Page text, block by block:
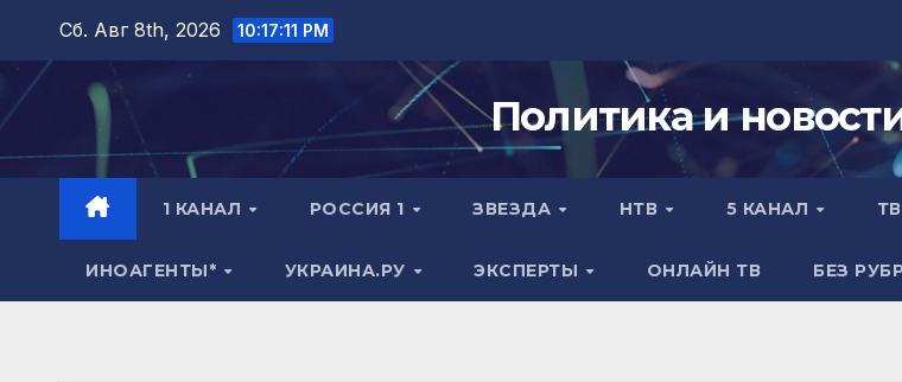
Перейти
содержимому
Сб. Авг 8th, 2026 10:17:12 PM
Политика и
1 КАНАЛ РОССИЯ 1 ЗВЕЗДА НТВ 5 КАНАЛ
ИНОАГЕНТЫ* УКРАИНА.РУ ЭКСПЕРТЫ ОНЛАЙН ТВ БЕЗ